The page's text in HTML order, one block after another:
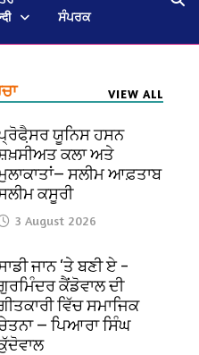
ਸੰਪਰਕ
VIEW ALL
ਯੂਨਿਸ ਹਸਨ
ਕਲਾ ਅਤੇ
ਸਲੀਮ ਆਫ਼ਤਾਬ
ਕਸੂਰੀ
3 August 2026
ਜਾਨ ‘ਤੇ ਬਣੀ ਏ –
ਕੈਂਡੋਵਾਲ ਦੀ
ਵਿੱਚ ਸਮਾਜਿਕ
— ਪਿਆਰਾ ਸਿੰਘ